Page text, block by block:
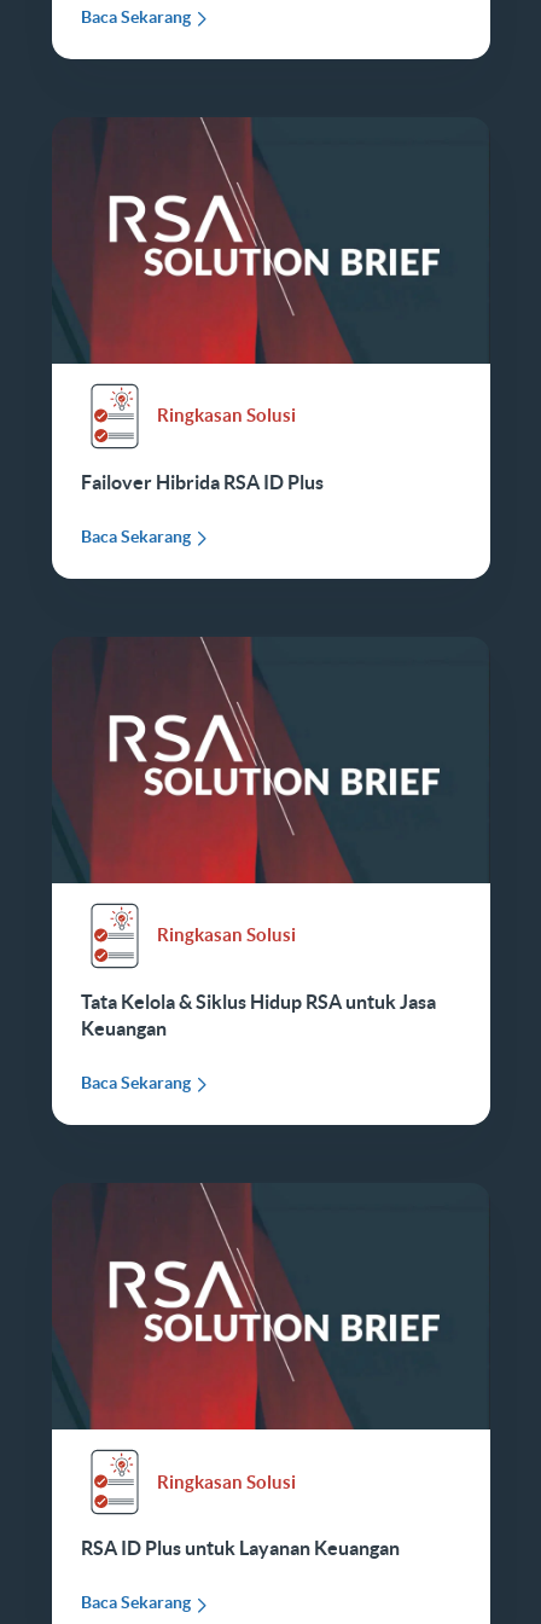
Baca Sekarang
Ringkasan Solusi
Failover Hibrida RSA ID Plus
Baca Sekarang
Ringkasan Solusi
Tata Kelola & Siklus Hidup RSA untuk Jasa
Keuangan
Baca Sekarang
Ringkasan Solusi
RSA ID Plus untuk Layanan Keuangan
Baca Sekarang